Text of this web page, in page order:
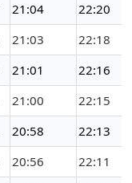
21:04
22:20
21:03
22:18
21:01
22:16
21:00
22:15
20:58
22:13
20:56
22:11